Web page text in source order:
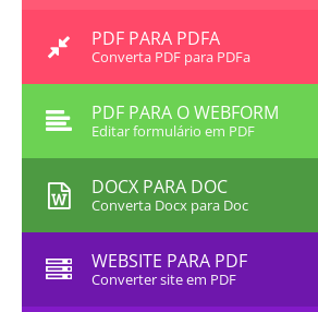
PDF PARA PDFA
Converta PDF para PDFa
PDF PARA O WEBFORM
Editar formulário em PDF
DOCX PARA DOC
Converta Docx para Doc
WEBSITE PARA PDF
Converter site em PDF